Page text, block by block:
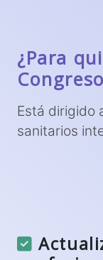
¿Para
Está dirigido
sanitarios